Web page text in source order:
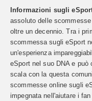
Informazioni sugli
assoluto delle
oltre un decennio. Tra i
scommessa sugli eSport
un'esperienza
eSport nel suo DNA e
scala con la questa
scommesse online sugli
impegnata nell'aiutare i